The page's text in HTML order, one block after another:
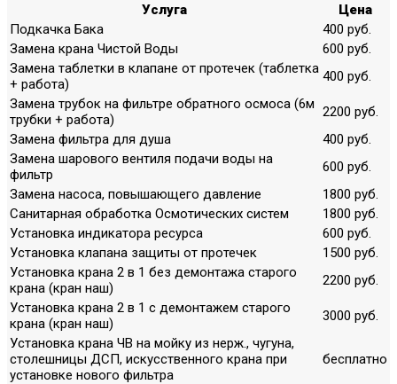
Услуга
Цена
Подкачка Бака
400 руб.
Замена крана Чистой Воды
600 руб.
Замена таблетки в клапане от протечек (таблетка
+ работа)
400 руб.
Замена трубок на фильтре обратного осмоса (6м
трубки + работа)
2200 руб.
Замена фильтра для душа
400 руб.
Замена шарового вентиля подачи воды на
фильтр
600 руб.
Замена насоса, повышающего давление
1800 руб.
Санитарная обработка Осмотических систем
1800 руб.
Установка индикатора ресурса
600 руб.
Установка клапана защиты от протечек
1500 руб.
Установка крана 2 в 1 без демонтажа старого
крана (кран наш)
2200 руб.
Установка крана 2 в 1 с демонтажем старого
крана (кран наш)
3000 руб.
Установка крана ЧВ на мойку из нерж., чугуна,
столешницы ДСП, искусственного крана при
установке нового фильтра
бесплатно